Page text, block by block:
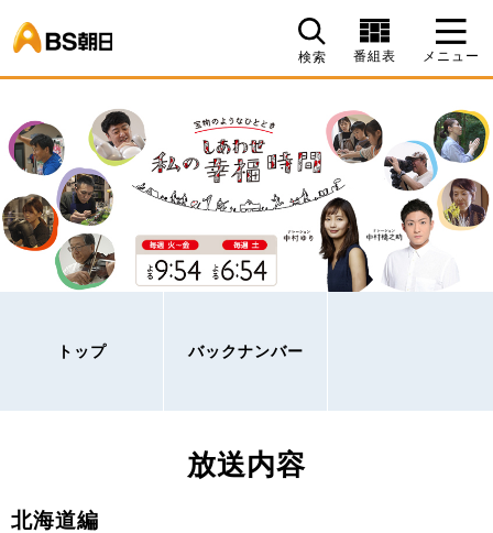
検索 番組表 メニュー
トップ バックナンバー
放送内容
北海道編